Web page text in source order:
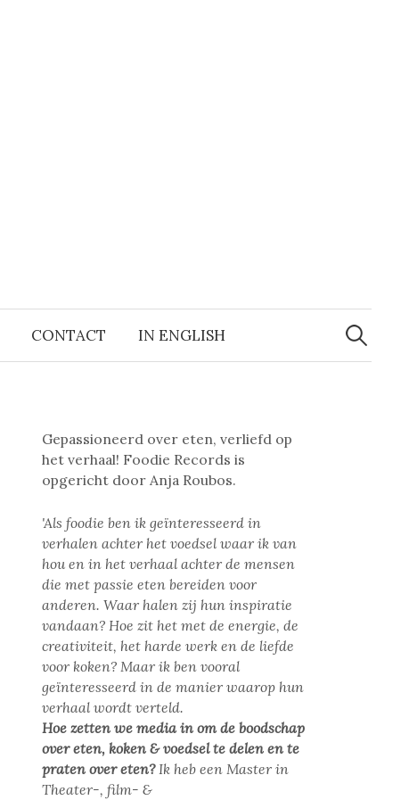
CONTACT IN ENGLISH
Search
for:
Gepassioneerd over eten, verliefd op
het verhaal! Foodie Records is
opgericht door Anja Roubos.
'Als foodie ben ik geïnteresseerd in
verhalen achter het voedsel waar ik van
hou en in het verhaal achter de mensen
die met passie eten bereiden voor
anderen. Waar halen zij hun inspiratie
vandaan? Hoe zit het met de energie, de
creativiteit, het harde werk en de liefde
voor koken? Maar ik ben vooral
geïnteresseerd in de manier waarop hun
verhaal wordt verteld.
Hoe zetten we media in om de boodschap
over eten, koken & voedsel te delen en te
praten over eten?Ik heb een Master in
Theater-, film- &